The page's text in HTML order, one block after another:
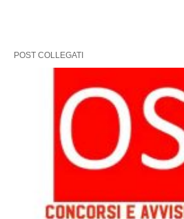
POST COLLEGATI